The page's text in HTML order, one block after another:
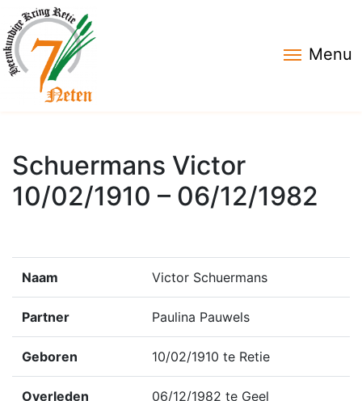
Menu
Schuermans Victor
10/02/1910 – 06/12/1982
Naam Victor Schuermans
Partner Paulina Pauwels
Geboren 10/02/1910 te Retie
Overleden 06/12/1982 te Geel